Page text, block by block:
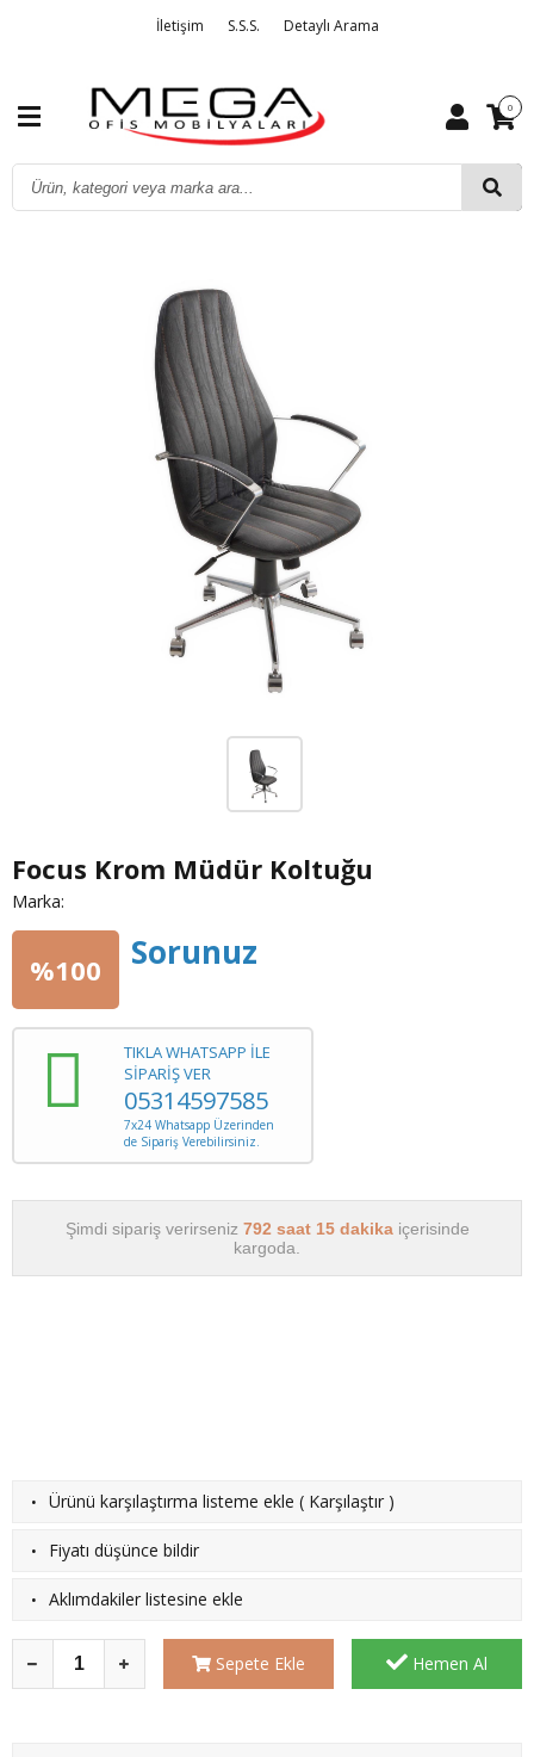
İletişim S.S.S. Detaylı Arama
0
Focus Krom Müdür Koltuğu
Marka:
%100 Sorunuz
TIKLA WHATSAPP İLE
SİPARİŞ VER
05314597585
7x24 Whatsapp Üzerinden
de Sipariş Verebilirsiniz.
Şimdi sipariş verirseniz 792 saat 15 dakika içerisinde
kargoda.
· Ürünü karşılaştırma listeme ekle ( Karşılaştır )
· Fiyatı düşünce bildir
· Aklımdakiler listesine ekle
Sepete Ekle Hemen Al